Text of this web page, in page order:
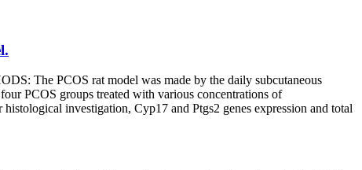
The PCOS rat model was made by the daily subcutaneous
PCOS groups treated with various concentrations of
investigation, Cyp17 and Ptgs2 genes expression and total